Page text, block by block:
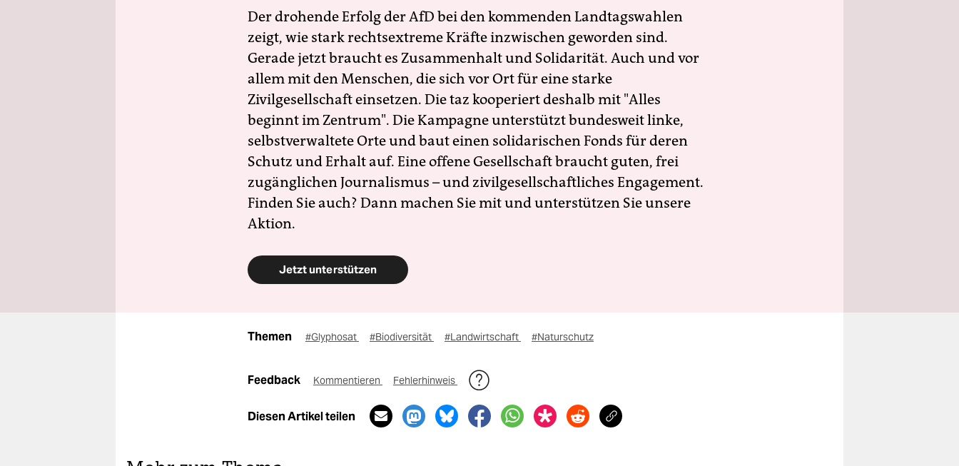
Der drohende Erfolg der AfD bei den kommenden Landtagswahlen
zeigt, wie stark rechtsextreme Kräfte inzwischen geworden sind.
Gerade jetzt braucht es Zusammenhalt und Solidarität. Auch und vor
allem mit den Menschen, die sich vor Ort für eine starke
Zivilgesellschaft einsetzen. Die taz kooperiert deshalb mit "Alles
beginnt im Zentrum". Die Kampagne unterstützt bundesweit linke,
selbstverwaltete Orte und baut einen solidarischen Fonds für deren
Schutz und Erhalt auf. Eine offene Gesellschaft braucht guten, frei
zugänglichen Journalismus – und zivilgesellschaftliches Engagement.
Finden Sie auch? Dann machen Sie mit und unterstützen Sie unsere
Aktion.
Jetzt unterstützen
Themen #Glyphosat #Biodiversität #Landwirtschaft #Naturschutz
Feedback Kommentieren Fehlerhinweis
Diesen Artikel teilen